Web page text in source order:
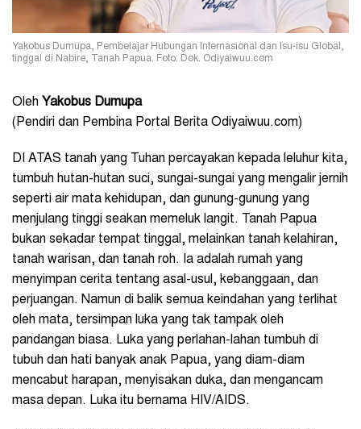
Yakobus Dumupa, Pembelajar Hubungan Internasional dan Isu-isu Global,
tinggal di Nabire, Tanah Papua. Foto: Dok. Odiyaiwuu.com
Oleh Yakobus Dumupa
(Pendiri dan Pembina Portal Berita Odiyaiwuu.com)
DI ATAS tanah yang Tuhan percayakan kepada leluhur kita,
tumbuh hutan-hutan suci, sungai-sungai yang mengalir jernih
seperti air mata kehidupan, dan gunung-gunung yang
menjulang tinggi seakan memeluk langit. Tanah Papua
bukan sekadar tempat tinggal, melainkan tanah kelahiran,
tanah warisan, dan tanah roh. Ia adalah rumah yang
menyimpan cerita tentang asal-usul, kebanggaan, dan
perjuangan. Namun di balik semua keindahan yang terlihat
oleh mata, tersimpan luka yang tak tampak oleh
pandangan biasa. Luka yang perlahan-lahan tumbuh di
tubuh dan hati banyak anak Papua, yang diam-diam
mencabut harapan, menyisakan duka, dan mengancam
masa depan. Luka itu bernama HIV/AIDS.